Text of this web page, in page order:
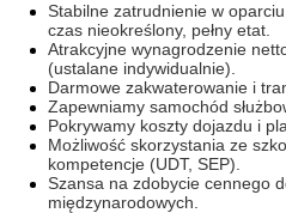
Stabilne zatrudnienie w
czas nieokreślony, pełny etat.
Atrakcyjne wynagrodzenie
(ustalane indywidualnie).
Darmowe zakwaterowanie i
Zapewniamy samochód
Pokrywamy koszty dojazdu i
Możliwość skorzystania ze
kompetencje (UDT, SEP).
Szansa na zdobycie cennego
międzynarodowych.